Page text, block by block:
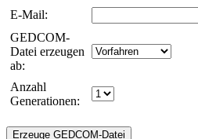
E-Mail:
GEDCOM-
Datei erzeugen
ab:
Anzahl
Generationen: